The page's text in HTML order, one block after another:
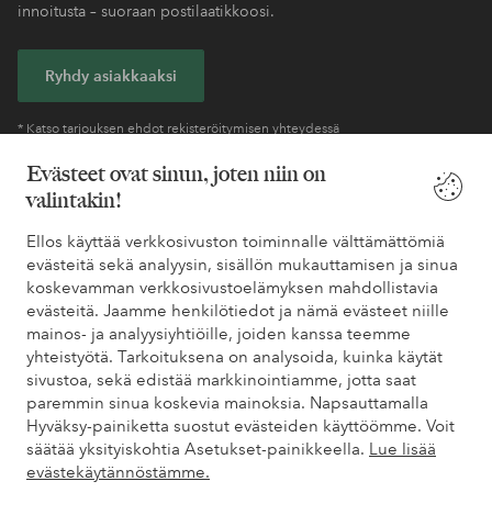
Evästeet ovat sinun, joten niin on
valintakin!
Ellos käyttää verkkosivuston toiminnalle välttämättömiä
evästeitä sekä analyysin, sisällön mukauttamisen ja sinua
koskevamman verkkosivustoelämyksen mahdollistavia
evästeitä. Jaamme henkilötiedot ja nämä evästeet niille
mainos- ja analyysiyhtiöille, joiden kanssa teemme
yhteistyötä. Tarkoituksena on analysoida, kuinka käytät
sivustoa, sekä edistää markkinointiamme, jotta saat
paremmin sinua koskevia mainoksia. Napsauttamalla
Hyväksy-painiketta suostut evästeiden käyttöömme. Voit
säätää yksityiskohtia Asetukset-painikkeella. Lue lisää
evästekäytännöstämme.
innoitusta – suoraan postilaatikkoosi.
Ryhdy asiakkaaksi
* Katso tarjouksen ehdot rekisteröitymisen yhteydessä
Tarvitsetko apua?
Löydät vastaukset useimmin kysyttyihin kysymyksiin usein
kysytyistä kysymyksistä. Löydät myös tietoa siitä, miten voit ottaa
meihin yhteyttä.
Asiakaspalvelu Tilaukset Maksutavat
Omat sivut